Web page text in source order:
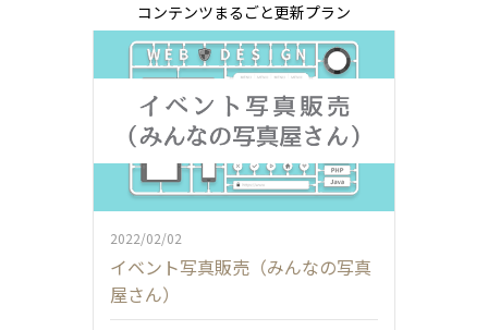
コンテンツまるごと更新プラン
2022/02/02
イベント写真販売（みんなの写真
屋さん）